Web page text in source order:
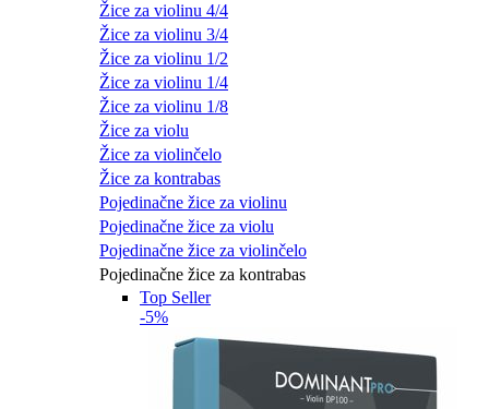
Žice za violinu 4/4
Žice za violinu 3/4
Žice za violinu 1/2
Žice za violinu 1/4
Žice za violinu 1/8
Žice za violu
Žice za violinčelo
Žice za kontrabas
Pojedinačne žice za violinu
Pojedinačne žice za violu
Pojedinačne žice za violinčelo
Pojedinačne žice za kontrabas
Top Seller
-5%